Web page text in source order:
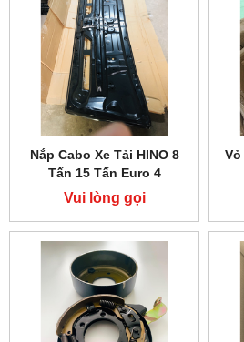
Nắp Cabo Xe Tải HINO 8
Tấn 15 Tấn Euro 4
Vui lòng gọi
Vỏ